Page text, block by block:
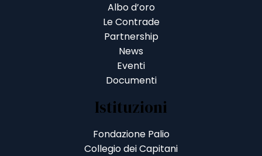
Albo d’oro
Le Contrade
Partnership
News
Eventi
Documenti
Istituzioni
Fondazione Palio
Collegio dei Capitani